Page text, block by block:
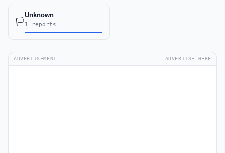
🏳️
Unknown
1 reports
ADVERTISEMENT ADVERTISE HERE